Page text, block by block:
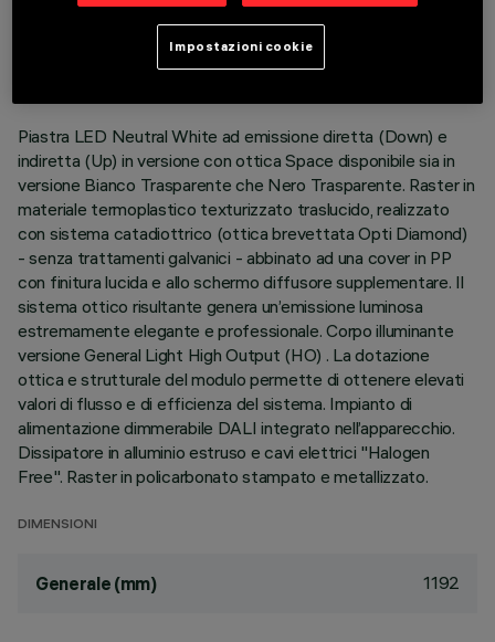
DATI TECNICI
ULTIMO AGGIORNAMENTO: 06/08/2026
Piastra LED Neutral White ad emissione diretta (Down) e
indiretta (Up) in versione con ottica Space disponibile sia in
versione Bianco Trasparente che Nero Trasparente. Raster in
materiale termoplastico texturizzato traslucido, realizzato
con sistema catadiottrico (ottica brevettata Opti Diamond)
- senza trattamenti galvanici - abbinato ad una cover in PP
con finitura lucida e allo schermo diffusore supplementare. Il
sistema ottico risultante genera un’emissione luminosa
estremamente elegante e professionale. Corpo illuminante
versione General Light High Output (HO) . La dotazione
ottica e strutturale del modulo permette di ottenere elevati
valori di flusso e di efficienza del sistema. Impianto di
alimentazione dimmerabile DALI integrato nell’apparecchio.
Dissipatore in alluminio estruso e cavi elettrici "Halogen
Free". Raster in policarbonato stampato e metallizzato.
DIMENSIONI
Generale (mm) 1192
Impostazioni cookie